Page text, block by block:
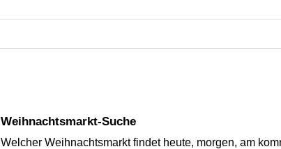
Weihnachtsmarkt-Suche
Welcher Weihnachtsmarkt findet heute, morgen, am